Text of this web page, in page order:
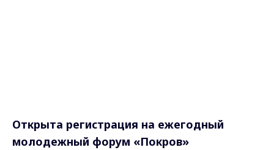
Открыта регистрация на ежегодный
молодежный форум «Покров»